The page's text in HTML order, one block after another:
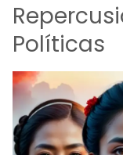
Políticas